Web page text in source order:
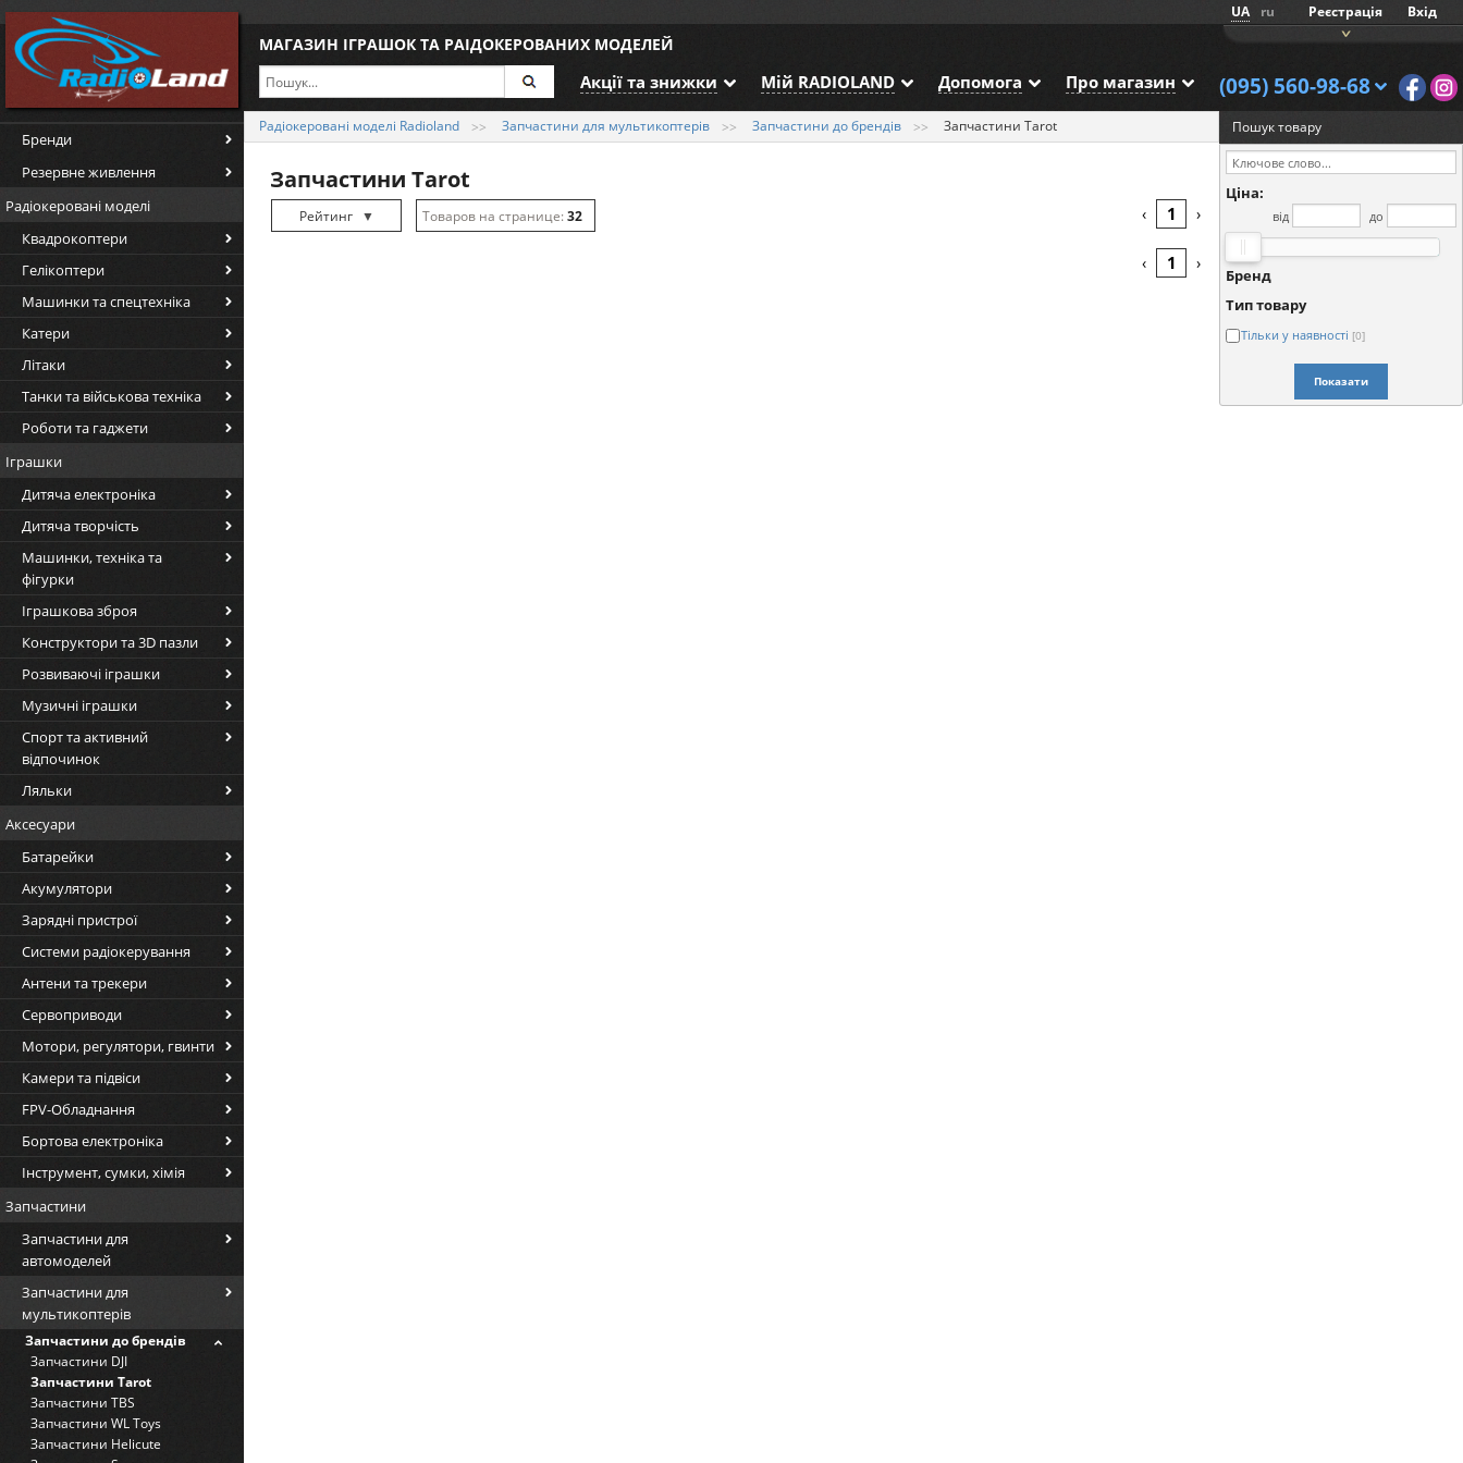
UA ru Реєстрація Вхід
МАГАЗИН ІГРАШОК ТА РАІДОКЕРОВАНИХ МОДЕЛЕЙ
Акції та знижки Мій RADIOLAND Допомога Про магазин (095) 560-98-68
Бренди
Резервне живлення
Радіокеровані моделі
Квадрокоптери
Гелікоптери
Машинки та спецтехніка
Катери
Літаки
Танки та військова техніка
Роботи та гаджети
Іграшки
Дитяча електроніка
Дитяча творчість
Машинки, техніка та
фігурки
Іграшкова зброя
Конструктори та 3D пазли
Розвиваючі іграшки
Музичні іграшки
Спорт та активний
відпочинок
Ляльки
Аксесуари
Батарейки
Акумулятори
Зарядні пристрої
Системи радіокерування
Антени та трекери
Сервоприводи
Мотори, регулятори, гвинти
Камери та підвіси
FPV-Обладнання
Бортова електроніка
Інструмент, сумки, хімія
Запчастини
Запчастини для
автомоделей
Запчастини для
мультикоптерів
Запчастини до брендів
Запчастини DJI
Запчастини Tarot
Запчастини TBS
Запчастини WL Toys
Запчастини Helicute
Радіокеровані моделі Radioland Запчастини для мультикоптерів Запчастини до брендів Запчастини Tarot
Запчастини Tarot
Рейтинг
▼
32
‹ 1 ›
‹ 1 ›
Пошук товару
Ціна:
від до
Бренд
Тип товару
Тільки у наявності [0]
Показати